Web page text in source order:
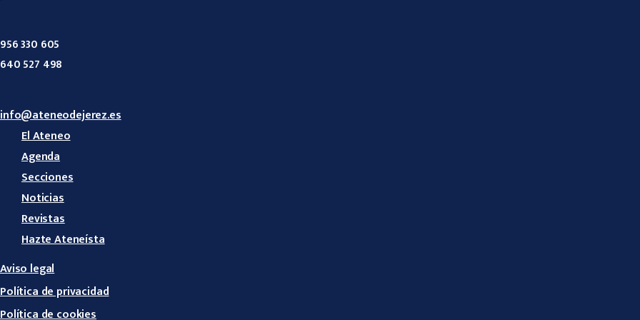
956 330 605
640 527 498
info@ateneodejerez.es
El Ateneo
Agenda
Secciones
Noticias
Revistas
Hazte Ateneísta
Aviso legal
Política de privacidad
Política de cookies